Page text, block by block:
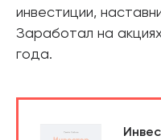
инвестиции,
Заработал на
года.